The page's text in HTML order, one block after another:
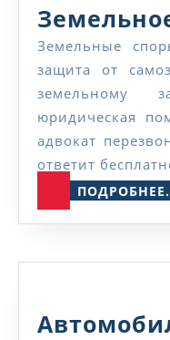
Земельные споры, оформление участков,
защита от
земельному
юридическая
адвокат
ответит